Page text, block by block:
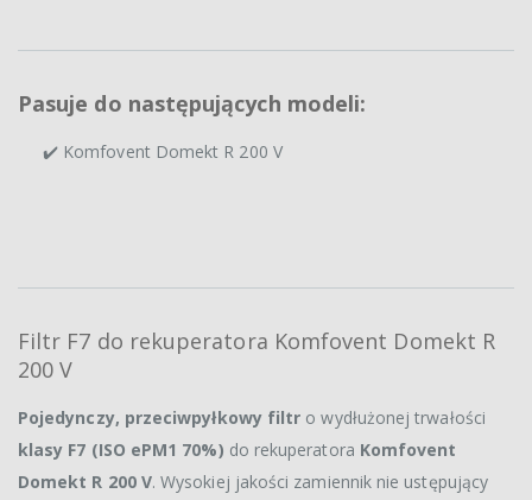
Pasuje do następujących modeli:
✔️ Komfovent Domekt R 200 V
Filtr F7 do rekuperatora Komfovent Domekt R
200 V
Pojedynczy, przeciwpyłkowy filtr o wydłużonej trwałości
klasy F7 (ISO ePM1 70%) do rekuperatora Komfovent
Domekt R 200 V. Wysokiej jakości zamiennik nie ustępujący